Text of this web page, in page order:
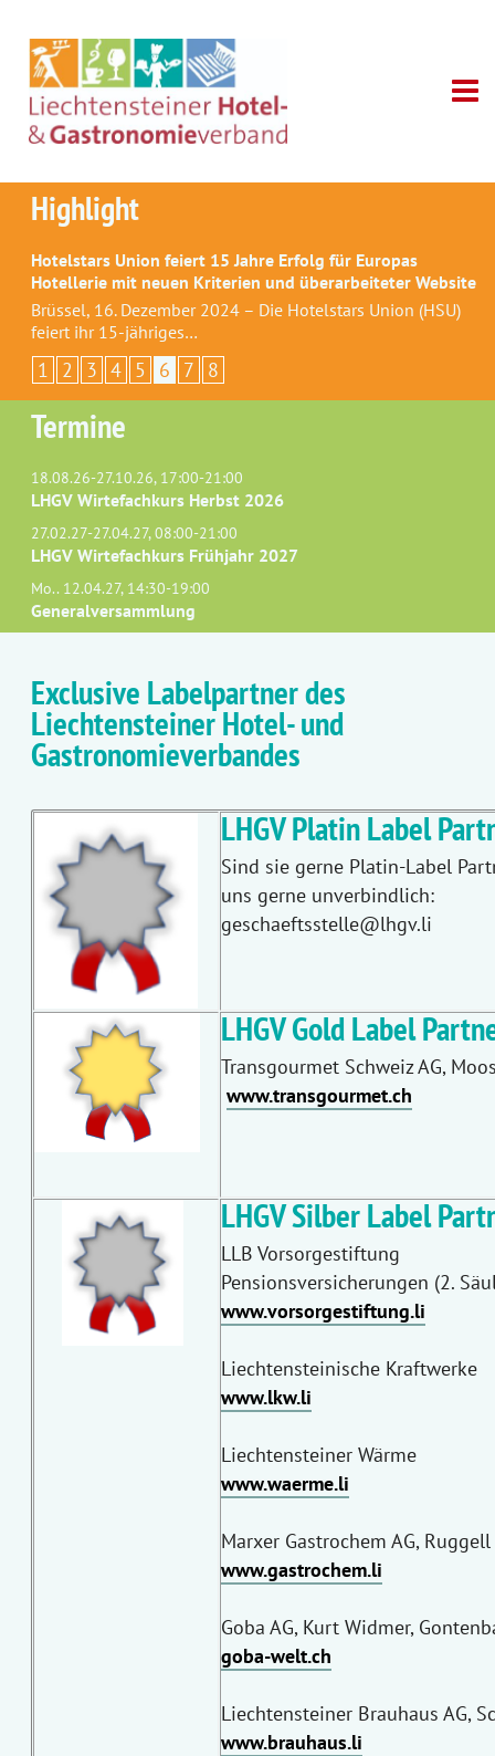
Highlight
Hotelstars Union feiert 15 Jahre Erfolg für Europas
Hotellerie mit neuen Kriterien und überarbeiteter Website
Brüssel, 16. Dezember 2024 – Die Hotelstars Union (HSU)
feiert ihr 15-jähriges…
1 2 3 4 5 6 7 8
Termine
18.08.26-27.10.26, 17:00-21:00
LHGV Wirtefachkurs Herbst 2026
27.02.27-27.04.27, 08:00-21:00
LHGV Wirtefachkurs Frühjahr 2027
Mo.. 12.04.27, 14:30-19:00
Generalversammlung
Exclusive Labelpartner des
Liechtensteiner Hotel- und
Gastronomieverbandes
LHGV Platin Label
Sind sie gerne Platin-Label
uns gerne unverbindlich:
geschaeftsstelle@lhgv.li
LHGV Gold Label
Transgourmet Schweiz AG,
www.transgourmet.ch
LHGV Silber Label
LLB Vorsorgestiftung
Pensionsversicherungen (2.
www.vorsorgestiftung.li
Liechtensteinische Kraftwerke
www.lkw.li
Liechtensteiner Wärme
www.waerme.li
Marxer Gastrochem AG, Ruggell
www.gastrochem.li
Goba AG, Kurt Widmer,
goba-welt.ch
Liechtensteiner Brauhaus AG,
www.brauhaus.li